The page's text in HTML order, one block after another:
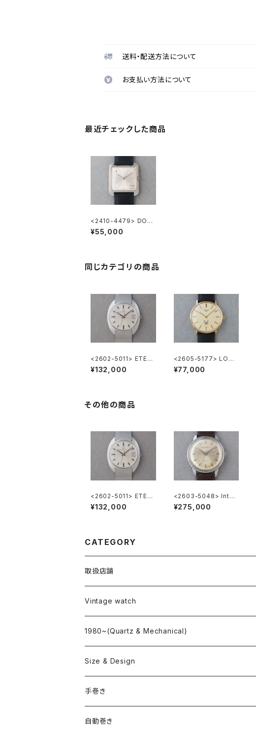
送料・配送方法について
お支払い方法について
最近チェックした商品
<2410-4479> DOX
A grafic Automatic
¥55,000
同じカテゴリの商品
<2602-5011> ETER
NA MATIC 3003
¥132,000
<2605-5177> LONG
INES ”大正製薬”
¥77,000
その他の商品
<2602-5011> ETER
NA MATIC 3003
¥132,000
<2603-5048> Inter
national National C
o. Ref.648A
¥275,000
CATEGORY
取扱店舗
L o'clock
"delve"
Vintage watch
海外ブランド
OMEGA
ROLEX
国産ブランド
SEIKO
CITIZEN
1980~(Quartz & Mechanical)
Size & Design
~24.9mm
25mm~29.9mm
手巻き
自動巻き